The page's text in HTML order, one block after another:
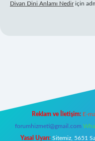
Divan Dini Anlamı Nediriçin
Reklam ve İletişim: E-
forumhizmeti@gmail.com
Yasal Uyarı: Sitemiz, 5651